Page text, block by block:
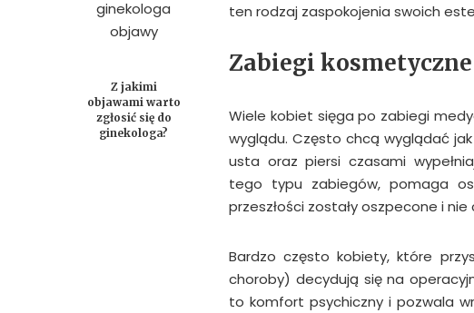
Z jakimi
objawami warto
zgłosić się do
ginekologa?
ten rodzaj zaspokojenia swoich
Zabiegi
Wiele kobiet sięga po zabiegi
wyglądu. Często chcą wyglądać jak
usta oraz piersi czasami
tego typu zabiegów, pomaga
przeszłości zostały oszpecone i
Bardzo często kobiety, które
choroby) decydują się na
to komfort psychiczny i pozwala